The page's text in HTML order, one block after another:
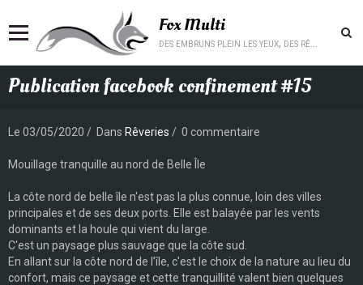
Fox Multi
des embruns plein les yeux, des rêves plein la tête.
Publication facebook confinement #15
Le 03/05/2020 Dans Rêveries 0 commentaire
Mouillage tranquille au nord de Belle Île
La côte nord de belle île n'est pas la plus connue, loin des villes
principales et de ses deux ports. Elle est balayée par les vents
dominants et la houle qui vient du large.
C'est un paysage plus sauvage que la côte sud.
En allant sur la côte nord de l’île, c'est le choix de la nature au lieu du
confort, mais ce paysage et cette tranquillité valent bien quelques